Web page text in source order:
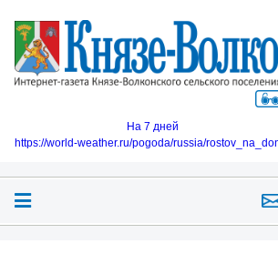
На 7 дней
https://world-weather.ru/pogoda/russia/